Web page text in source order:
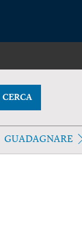
CERCA
GUADAGNARE